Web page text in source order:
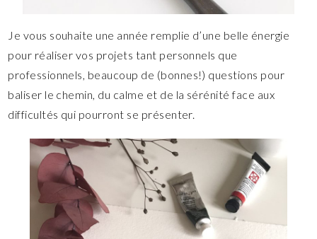
Je vous souhaite une année remplie d’une belle énergie
pour réaliser vos projets tant personnels que
professionnels, beaucoup de (bonnes!) questions pour
baliser le chemin, du calme et de la sérénité face aux
difficultés qui pourront se présenter.